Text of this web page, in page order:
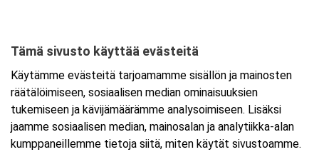
Ajankohta
Alkaa:6.10.2026 08:30
Päättyy:6.10.2026 15:30
Tämä sivusto käyttää evästeitä
Käytämme evästeitä tarjoamamme sisällön ja mainosten
räätälöimiseen, sosiaalisen median ominaisuuksien
tukemiseen ja kävijämäärämme analysoimiseen. Lisäksi
jaamme sosiaalisen median, mainosalan ja analytiikka-alan
kumppaneillemme tietoja siitä, miten käytät sivustoamme.